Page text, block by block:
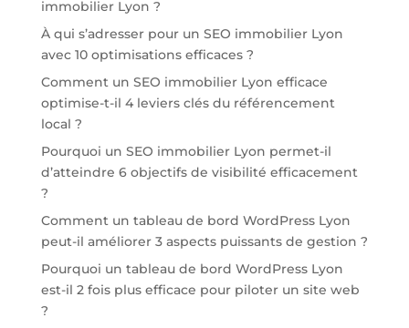
immobilier Lyon ?
À qui s’adresser pour un SEO immobilier Lyon
avec 10 optimisations efficaces ?
Comment un SEO immobilier Lyon efficace
optimise-t-il 4 leviers clés du référencement
local ?
Pourquoi un SEO immobilier Lyon permet-il
d’atteindre 6 objectifs de visibilité efficacement
?
Comment un tableau de bord WordPress Lyon
peut-il améliorer 3 aspects puissants de gestion ?
Pourquoi un tableau de bord WordPress Lyon
est-il 2 fois plus efficace pour piloter un site web
?